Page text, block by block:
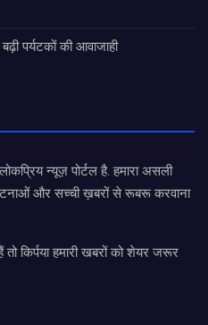
पर्यटकों की आवाजाही
न्यूज़ पोर्टल है. हमारा असली
और सच्ची ख़बरों से रूबरू करवाना
किर्पया हमारी खबरों को शेयर जरूर